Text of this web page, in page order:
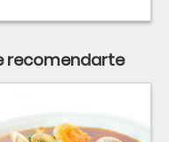
recomendarte